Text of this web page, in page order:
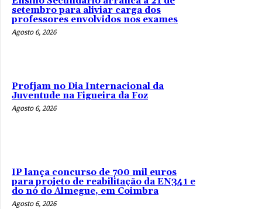
setembro para aliviar carga dos
professores envolvidos nos exames
Agosto 6, 2026
Profjam no Dia Internacional da
Juventude na Figueira da Foz
Agosto 6, 2026
IP lança concurso de 700 mil euros
para projeto de reabilitação da EN341 e
do nó do Almegue, em Coimbra
Agosto 6, 2026